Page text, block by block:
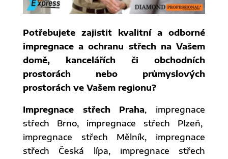
Potřebujete zajistit kvalitní a odborné
impregnace a ochranu střech na Vašem
domě, kancelářích či obchodních
prostorách nebo průmyslových
prostorách ve Vašem regionu?
Impregnace střech Praha, impregnace
střech Brno, impregnace střech Plzeň,
impregnace střech Mělník, impregnace
střech Česká lípa, impregnace střech